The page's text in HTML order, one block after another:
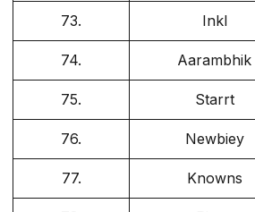
73. Inkl
74. Aarambhik
75. Starrt
76. Newbiey
77. Knowns